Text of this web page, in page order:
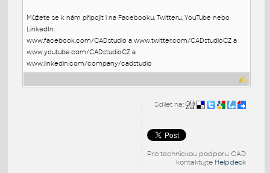
Můžete se k nám připojit i na Facebooku, Twitteru, YouTube nebo
LinkedIn:
www.facebook.com/CADstudio a www.twitter.com/CADstudioCZ a
www.youtube.com/CADstudioCZ a
www.linkedin.com/company/cadstudio
Sdílet na:
Pro technickou podporu CAD
kontaktujte Helpdesk